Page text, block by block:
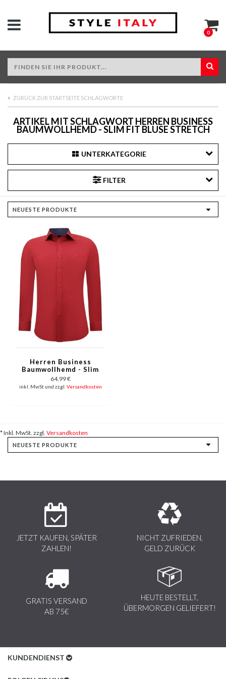
0
ZURÜCK ZUR STARTSEITE SCHLAGWORTE
ARTIKEL MIT SCHLAGWORT HERREN BUSINESS
BAUMWOLLHEMD - SLIM FIT BLUSE STRETCH
UNTERKATEGORIE
FILTER
Herren Business
Baumwollhemd - Slim
Fit Bluse Stretch -Rot
64,99 €
inkl. MwSt und zzgl. Versandkosten
* Inkl. MwSt. zzgl. Versandkosten
JETZT KAUFEN, SPÄTER
ZAHLEN!
NICHT ZUFRIEDEN,
GELD ZURÜCK
GRATIS VERSAND
AB 75€
HEUTE BESTELLT,
ÜBERMORGEN GELIEFERT!
KUNDENDIENST
Kundenservice